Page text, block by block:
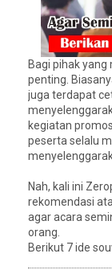
Bagi pihak
penting.
juga terdapat
kegiatan
peserta selalu
Nah, kali ini
rekomendasi
agar acara
orang.
Berikut 7 ide